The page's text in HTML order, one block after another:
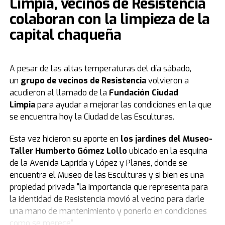
pueden ingresar a www.jorgeledesma.com.
El cierre de estos días festivos, será el domingo 6 de
julio, con dos cultos de celebración y milagros, (como
Dios. En estos horarios: uno a las 9:00 y otro a las 17:30
horas, en la Iglesia Portal del Cielo. Arribálzaga 2000.
Será una linda oportunidad para vivir juntos un tiempo
de celebración, comunión con Dios y renovación
espiritual. La entrada (como siempre) es gratuita.
El amparo solicitaba la declaración de ilegalidad e
inconstitucionalidad de una resolución que suspendió
temporalmente ciertos actos administrativos. Los
argumentaron que el amparo era improcedente, ya que
no cumplía con los requisitos establecidos y existían
otras vías legales adecuadas para proteger los
derechos alegados.
cancelaciones de contratos se debían a un acto
administrativo ilegal o simplemente a la decisión de no
renovarlos, y que no estaba demostrado que los nuevos
contratados fueran miembros del sindicato que
presentó la acción, excluyéndolos de la protección
gremial invocada.
Fuente: DiarioTAG
colaboran con la limpieza de la
capital chaqueña
A pesar de las altas temperaturas del día sábado,
un grupo de vecinos de Resistenciavolvieron a
acudieron al llamado de la Fundación Ciudad
Limpiapara ayudar a mejorar las condiciones en la que
se encuentra hoy la Ciudad de las Esculturas.
Esta vez hicieron su aporte en los jardines del Museo-
Taller Humberto Gómez Lollo ubicado en la esquina
de la Avenida Laprida y López y Planes, donde se
encuentra el Museo de las Esculturas y si bien es una
propiedad privada "la importancia que representa para
la identidad de Resistencia movió al vecino para darle
una mano de mantenimiento y ponerlo en condiciones